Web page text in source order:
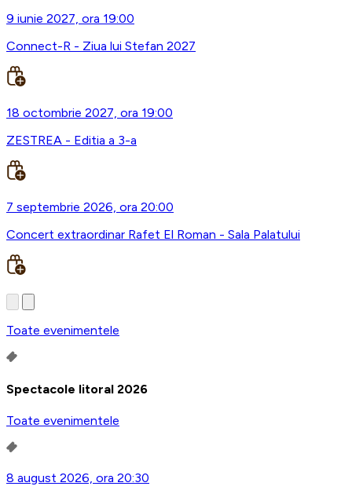
9 iunie 2027, ora 19:00
Connect-R - Ziua lui Stefan 2027
18 octombrie 2027, ora 19:00
ZESTREA - Editia a 3-a
7 septembrie 2026, ora 20:00
Concert extraordinar Rafet El Roman - Sala Palatului
Toate evenimentele
Spectacole litoral 2026
Toate evenimentele
8 august 2026, ora 20:30